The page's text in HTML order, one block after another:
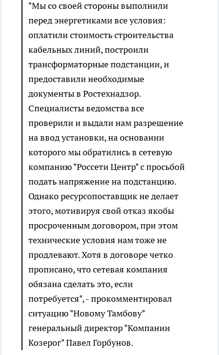
"Мы со своей стороны выполнили
перед энергетиками все условия:
оплатили стоимость строительства
кабельных линий, построили
трансформаторные подстанции, и
предоставили необходимые
документы в Ростехнадзор.
Специалисты ведомства все
проверили и выдали нам разрешение
на ввод установки, на основании
которого мы обратились в сетевую
компанию "Россети Центр" с просьбой
подать напряжение на подстанцию.
Однако ресурсопоставщик не делает
этого, мотивируя свой отказ якобы
просроченным договором, при этом
технические условия нам тоже не
продлевают. Хотя в договоре четко
прописано, что сетевая компания
обязана сделать это, если
потребуется", - прокомментировал
ситуацию "Новому Тамбову"
генеральный директор "Компании
Козерог" Павел Горбунов.